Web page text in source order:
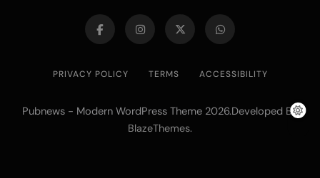
PRIVACY POLICY TERMS ACCESSIBILITY
Pubnews - Modern WordPress Theme 2026.Developed By
BlazeThemes.